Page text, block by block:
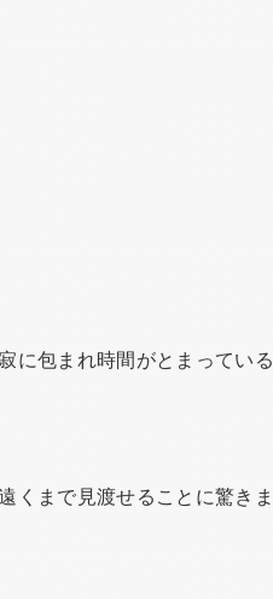
に包まれ時間がとまっている
くまで見渡せることに驚きま